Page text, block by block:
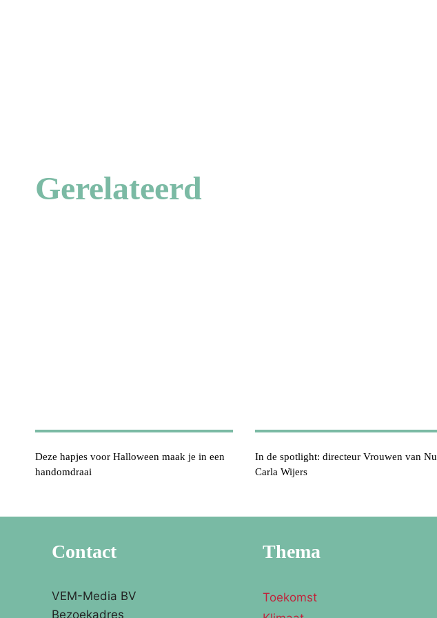
Gerelateerd
Deze hapjes voor Halloween maak je in een
handomdraai
In de spotlight: directeur Vrouwen van Nu
Carla Wijers
Contact
VEM-Media BV
Bezoekadres
Thema
Toekomst